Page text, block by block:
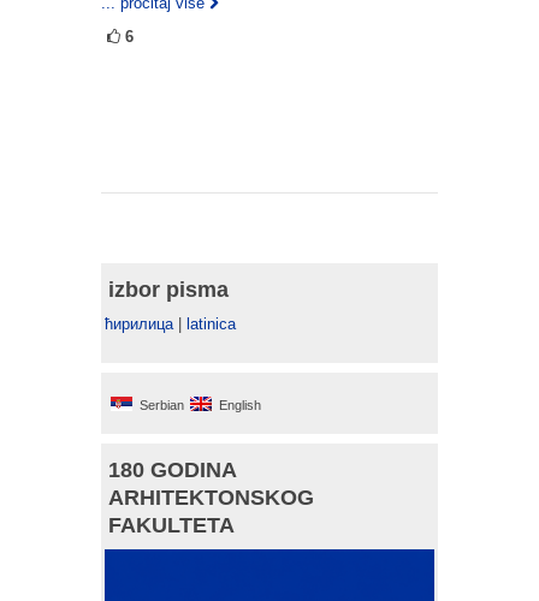
6
izbor pisma
ћирилица| latinica
Serbian English
180 GODINA
ARHITEKTONSKOG
FAKULTETA